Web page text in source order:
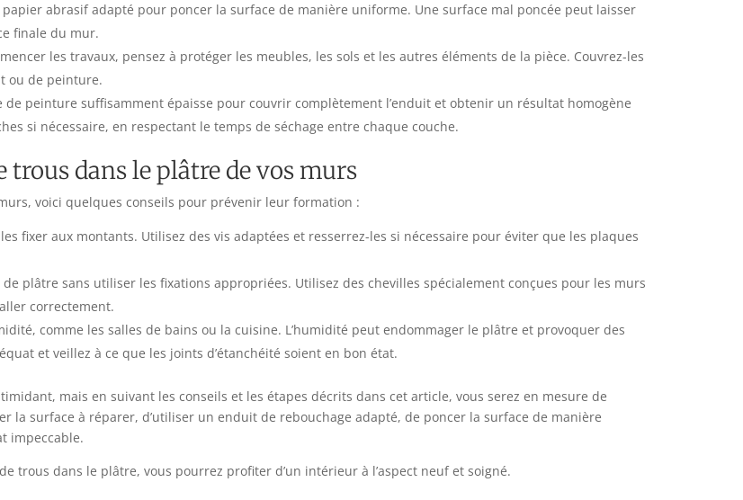
abrasif adapté pour poncer la surface de manière uniforme. Une surface mal poncée peut laisser
finale du mur.
les travaux, pensez à protéger les meubles, les sols et les autres éléments de la pièce. Couvrez-les
ou de peinture.
peinture suffisamment épaisse pour couvrir complètement l’enduit et obtenir un résultat homogène
si nécessaire, en respectant le temps de séchage entre chaque couche.
dans le plâtre de vos murs
voici quelques conseils pour prévenir leur formation :
fixer aux montants. Utilisez des vis adaptées et resserrez-les si nécessaire pour éviter que les plaques
plâtre sans utiliser les fixations appropriées. Utilisez des chevilles spécialement conçues pour les murs
correctement.
comme les salles de bains ou la cuisine. L’humidité peut endommager le plâtre et provoquer des
et veillez à ce que les joints d’étanchéité soient en bon état.
mais en suivant les conseils et les étapes décrits dans cet article, vous serez en mesure de
la surface à réparer, d’utiliser un enduit de rebouchage adapté, de poncer la surface de manière
impeccable.
trous dans le plâtre, vous pourrez profiter d’un intérieur à l’aspect neuf et soigné.